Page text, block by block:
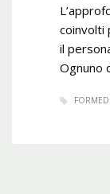
coinvolti
il
Ognuno